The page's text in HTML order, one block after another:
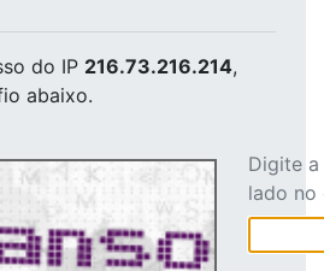
do IP 216.73.216.214,
abaixo.
Digite
lado no